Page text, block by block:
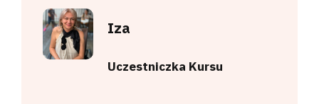
Iza
Uczestniczka Kursu